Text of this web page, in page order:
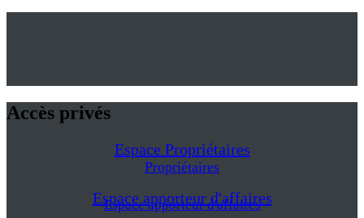
Accès privés
Espace Propriétaires
Propriétaires
Espace apporteur d'affaires
Espace apporteur d'affaires